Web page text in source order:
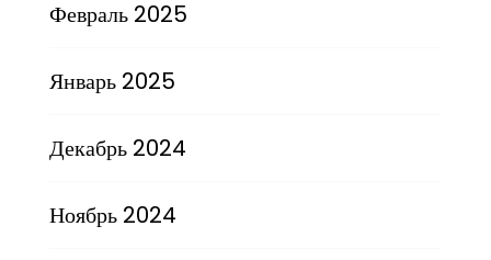
Февраль 2025
Январь 2025
Декабрь 2024
Ноябрь 2024